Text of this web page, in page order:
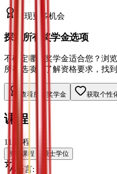
发现更多机会
探索所有奖学金选项
不确定哪种奖学金适合您？浏
所有选项，了解资格要求，找
查看所有奖学金 获取个性
课程
11 课程
所有课程 硕士学位
语言: